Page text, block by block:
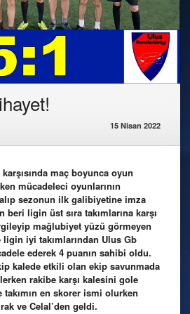
15 Nisan 2022
maç boyunca oyun
mücadeleci oyunlarının
alıp sezonun ilk galibiyetine imza
beri ligin üst sıra takımlarına karşı
mağlubiyet yüzü görmeyen
iyi takımlarından Ulus Gb
ederek 4 puanın sahibi oldu.
kalede etkili olan ekip savunmada
rakibe karşı kalesini gole
takımın en skorer ismi olurken
ve Celal’den geldi.